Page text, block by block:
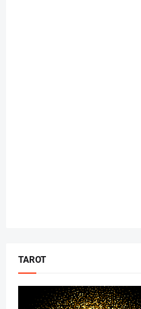
TAROT